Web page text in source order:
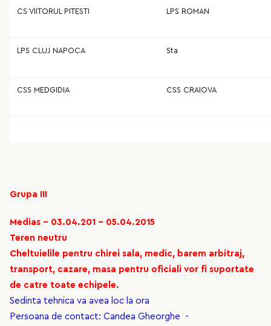
CS VIITORUL PITESTI LPS ROMAN
LPS CLUJ NAPOCA Sta
CSS MEDGIDIA CSS CRAIOVA
Grupa III
Medias - 03.04.201 - 05.04.2015
Teren neutru
Cheltuielile pentru chirei sala, medic, barem arbitraj,
transport, cazare, masa pentru oficiali vor fi suportate
de catre toate echipele.
Sedinta tehnica va avea loc la ora
Persoana de contact: Candea Gheorghe -